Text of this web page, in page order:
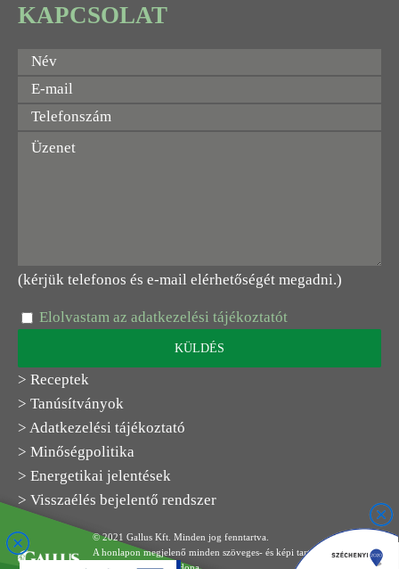
KAPCSOLAT
(kérjük telefonos és e-mail elérhetőségét megadni.)
Elolvastam az adatkezelési tájékoztatót
> Receptek
> Tanúsítványok
> Adatkezelési tájékoztató
> Minőségpolitika
> Energetikai jelentések
> Visszaélés bejelentő rendszer
© 2021 Gallus Kft. Minden jog fenntartva.
A honlapon megjelenő minden szöveges- és képi tartalom a Gallus